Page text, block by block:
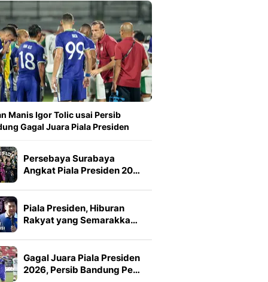
Manis Igor Tolic usai Persib
Gagal Juara Piala Presiden
Persebaya Surabaya
Angkat Piala Presiden 20…
Piala Presiden, Hiburan
Rakyat yang Semarakka…
Gagal Juara Piala Presiden
2026, Persib Bandung Pe…